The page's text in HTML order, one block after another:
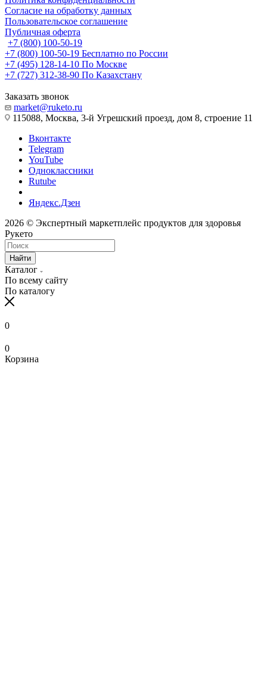
Согласие на обработку данных
Пользовательское соглашение
Публичная оферта
+7 (800) 100-50-19
+7 (800) 100-50-19 Бесплатно по России
+7 (495) 128-14-10 По Москве
+7 (727) 312-38-90 По Казахстану
Заказать звонок
market@ruketo.ru
115088, Москва, 3-й Угрешский проезд, дом 8, строение 11
Вконтакте
Telegram
YouTube
Одноклассники
Rutube
Яндекс.Дзен
2026 © Экспертный маркетплейс продуктов для здоровья
Рукето
Найти
Каталог
По всему сайту
По каталогу
0
0
Корзина